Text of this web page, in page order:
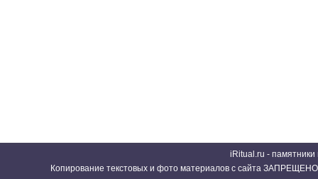
iRitual.ru -
Копирование текстовых и фото материалов с сайта